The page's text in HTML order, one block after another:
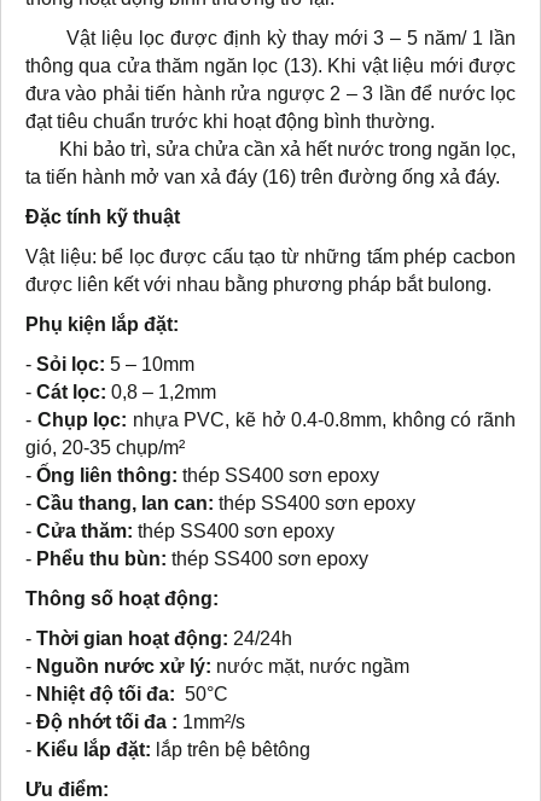
Vật liệu lọc được định kỳ thay mới 3 – 5 năm/ 1 lần
thông qua cửa thăm ngăn lọc (13). Khi vật liệu mới được
đưa vào phải tiến hành rửa ngược 2 – 3 lần để nước lọc
đạt tiêu chuẩn trước khi hoạt động bình thường.
Khi bảo trì, sửa chửa cần xả hết nước trong ngăn lọc,
ta tiến hành mở van xả đáy (16) trên đường ống xả đáy.
Đặc tính kỹ thuật
Vật liệu: bể lọc được cấu tạo từ những tấm phép cacbon
được liên kết với nhau bằng phương pháp bắt bulong.
Phụ kiện lắp đặt:
- Sỏi lọc: 5 – 10mm
- Cát lọc: 0,8 – 1,2mm
- Chụp lọc: nhựa PVC, kẽ hở 0.4-0.8mm, không có rãnh
gió, 20-35 chụp/m²
- Ống liên thông: thép SS400 sơn epoxy
- Cầu thang, lan can: thép SS400 sơn epoxy
- Cửa thăm: thép SS400 sơn epoxy
- Phểu thu bùn: thép SS400 sơn epoxy
Thông số hoạt động:
- Thời gian hoạt động: 24/24h
- Nguồn nước xử lý: nước mặt, nước ngầm
- Nhiệt độ tối đa: 50°C
- Độ nhớt tối đa : 1mm²/s
- Kiểu lắp đặt: lắp trên bệ bêtông
Ưu điểm: